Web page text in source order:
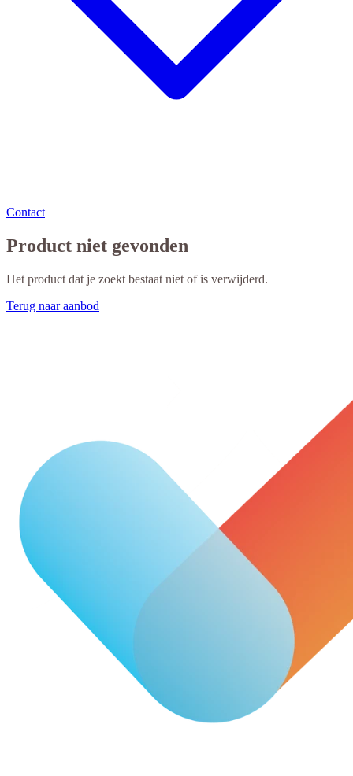
Contact
Product niet gevonden
Het product dat je zoekt bestaat niet of is verwijderd.
Terug naar aanbod